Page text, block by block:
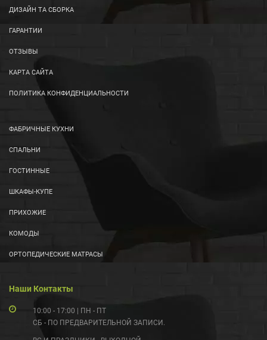
ДИЗАЙН ТА СБОРКА
ГАРАНТИИ
ОТЗЫВЫ
КАРТА САЙТА
ПОЛИТИКА КОНФИДЕНЦИАЛЬНОСТИ
ФАБРИЧНЫЕ КУХНИ
СПАЛЬНИ
ГОСТИННЫЕ
ШКАФЫ-КУПЕ
ПРИХОЖИЕ
КОМОДЫ
ОРТОПЕДИЧЕСКИЕ МАТРАСЫ
Наши Контакты
10:00 - 17:00 | ПН - ПТ
СБ - ПО ПРЕДВАРИТЕЛЬНОЙ ЗАПИСИ.